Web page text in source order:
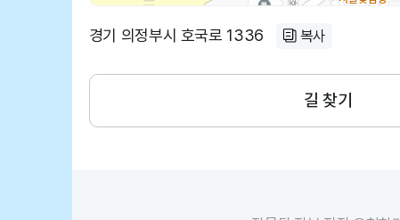
경기 의정부시 호국로 1336 복사
길 찾기